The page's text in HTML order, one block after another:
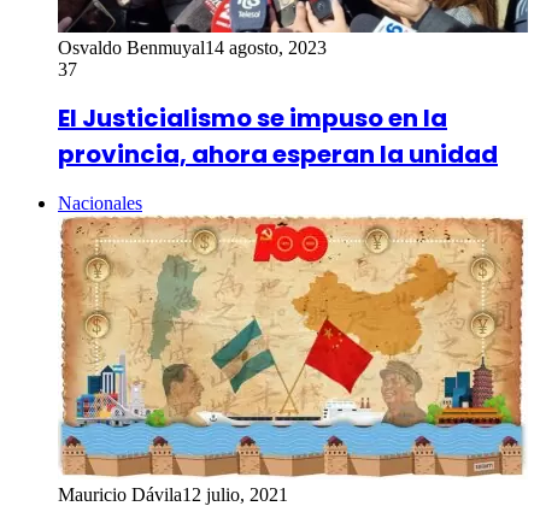
Osvaldo Benmuyal14 agosto, 2023
37
El Justicialismo se impuso en la
provincia, ahora esperan la unidad
Nacionales
Mauricio Dávila12 julio, 2021